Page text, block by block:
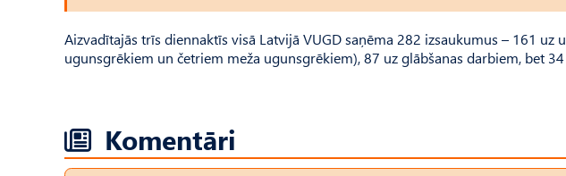
Aizvadītajās trīs diennaktīs visā Latvijā VUGD saņēma 282 izsaukumus – 161 uz
ugunsgrēkiem un četriem meža ugunsgrēkiem), 87 uz glābšanas darbiem, bet
Komentāri